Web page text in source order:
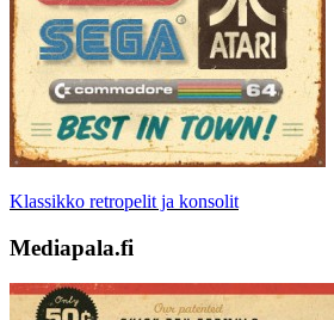
Klassikko retropelit ja konsolit
Mediapala.fi